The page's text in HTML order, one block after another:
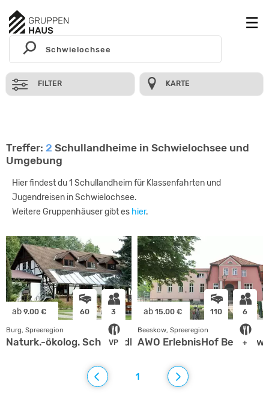
FILTER KARTE
Treffer: 2 Schullandheime in Schwielochsee und
Umgebung
Hier findest du 1 Schullandheim für Klassenfahrten und
Jugendreisen in Schwielochsee.
Weitere Gruppenhäuser gibt es hier.
ab 9.00 € 60 3
VP
Burg, Spreeregion
Naturk.-ökolog. Schullandheim
ab 15.00 € 110 6
+
Beeskow, Spreeregion
AWO ErlebnisHof Beeskow
1